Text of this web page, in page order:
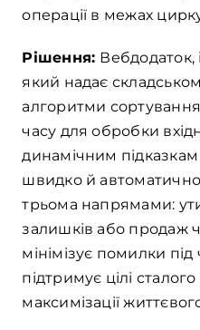
операції в межах
Рішення: Вебдодаток,
який надає
алгоритми
часу для обробки
динамічним
швидко й
трьома напрямами:
залишків або продаж
мінімізує помилки
підтримує цілі
максимізації